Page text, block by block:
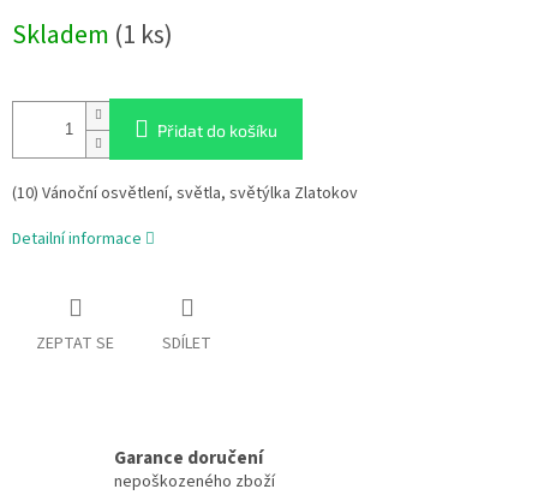
cena:
Skladem (1 ks)
Přidat do košíku
(10) Vánoční osvětlení, světla, světýlka Zlatokov
Detailní informace
ZEPTAT SE SDÍLET
Garance doručení
nepoškozeného zboží